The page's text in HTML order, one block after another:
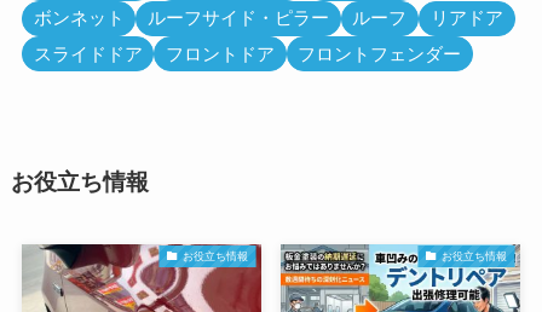
ボンネット
ルーフサイド・ピラー ルーフ
リアドア
スライドドア
フロントドア フロントフェンダー
お役立ち情報
お役立ち情報 お役立ち情報